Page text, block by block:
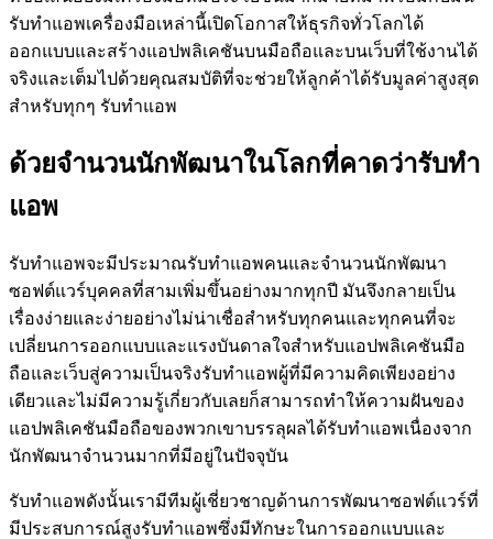
รับทำแอพเครื่องมือเหล่านี้เปิดโอกาสให้ธุรกิจทั่วโลกได้
ออกแบบและสร้างแอปพลิเคชันบนมือถือและบนเว็บที่ใช้งานได้
จริงและเต็มไปด้วยคุณสมบัติที่จะช่วยให้ลูกค้าได้รับมูลค่าสูงสุด
สำหรับทุกๆ รับทำแอพ
ด้วยจำนวนนักพัฒนาในโลกที่คาดว่ารับทำ
แอพ
รับทำแอพจะมีประมาณรับทำแอพคนและจำนวนนักพัฒนา
ซอฟต์แวร์บุคคลที่สามเพิ่มขึ้นอย่างมากทุกปี มันจึงกลายเป็น
เรื่องง่ายและง่ายอย่างไม่น่าเชื่อสำหรับทุกคนและทุกคนที่จะ
เปลี่ยนการออกแบบและแรงบันดาลใจสำหรับแอปพลิเคชันมือ
ถือและเว็บสู่ความเป็นจริงรับทำแอพผู้ที่มีความคิดเพียงอย่าง
เดียวและไม่มีความรู้เกี่ยวกับเลยก็สามารถทำให้ความฝันของ
แอปพลิเคชันมือถือของพวกเขาบรรลุผลได้รับทำแอพเนื่องจาก
นักพัฒนาจำนวนมากที่มีอยู่ในปัจจุบัน
รับทำแอพดังนั้นเรามีทีมผู้เชี่ยวชาญด้านการพัฒนาซอฟต์แวร์ที่
มีประสบการณ์สูงรับทำแอพซึ่งมีทักษะในการออกแบบและ